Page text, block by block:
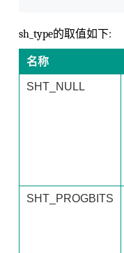
sh_type的取值如下:
名称
SHT_NULL
SHT_PROGBITS